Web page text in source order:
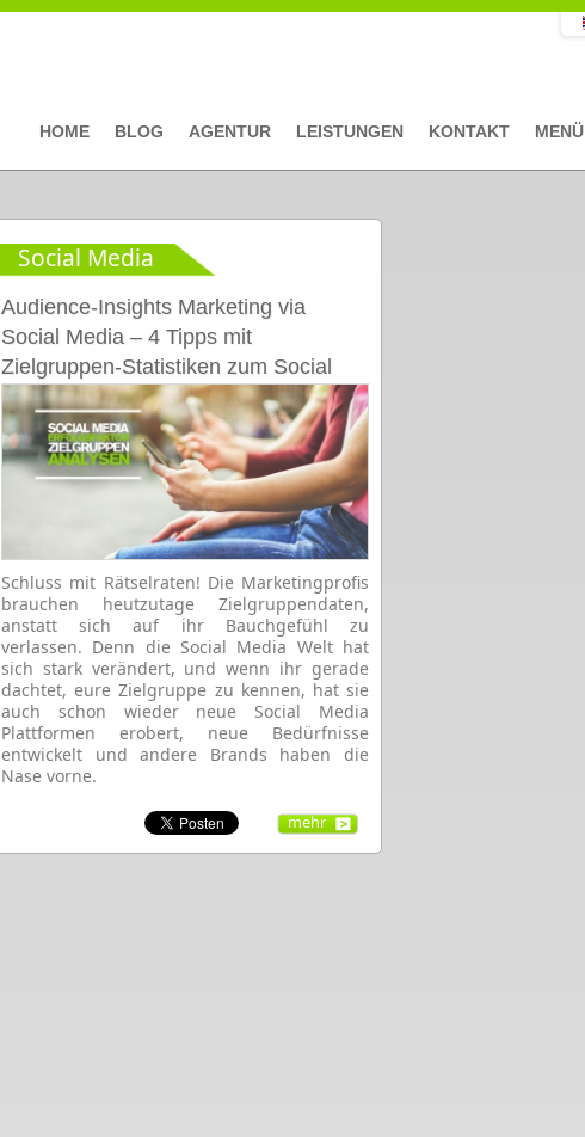
HOME BLOG AGENTUR LEISTUNGEN KONTAKT MENÜ
Social Media
Audience-Insights Marketing via
Social Media – 4 Tipps mit
Zielgruppen-Statistiken zum Social
Media Marketingerfolg
Schluss mit Rätselraten! Die Marketingprofis
brauchen heutzutage Zielgruppendaten,
anstatt sich auf ihr Bauchgefühl zu
verlassen. Denn die Social Media Welt hat
sich stark verändert, und wenn ihr gerade
dachtet, eure Zielgruppe zu kennen, hat sie
auch schon wieder neue Social Media
Plattformen erobert, neue Bedürfnisse
entwickelt und andere Brands haben die
Nase vorne.
mehr